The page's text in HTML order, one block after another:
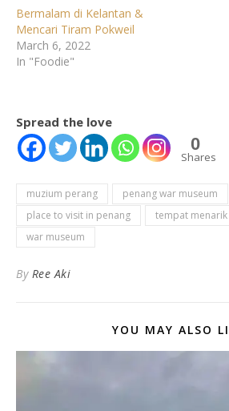
Bermalam di Kelantan &
Mencari Tiram Pokweil
March 6, 2022
In "Foodie"
Spread the love
0
Shares
muzium perang
penang war museum
place to visit in penang
tempat
war museum
By Ree Aki
YOU MAY ALSO